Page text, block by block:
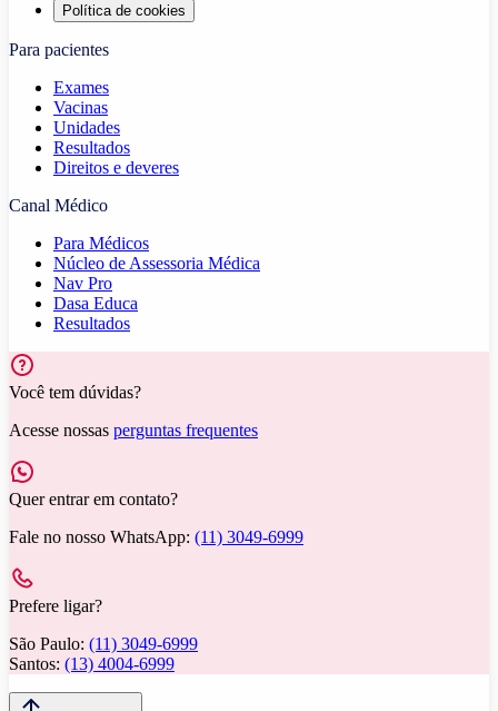
Política de cookies
Para pacientes
Exames
Vacinas
Unidades
Resultados
Direitos e deveres
Canal Médico
Para Médicos
Núcleo de Assessoria Médica
Nav Pro
Dasa Educa
Resultados
Você tem dúvidas?
Acesse nossas perguntas frequentes
Quer entrar em contato?
Fale no nosso WhatsApp: (11) 3049-6999
Prefere ligar?
São Paulo: (11) 3049-6999
Santos: (13) 4004-6999